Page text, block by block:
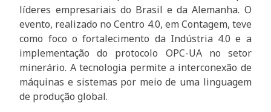
líderes empresariais do Brasil e da Alemanha. O
evento, realizado no Centro 4.0, em Contagem, teve
como foco o fortalecimento da Indústria 4.0 e a
implementação do protocolo OPC-UA no setor
minerário. A tecnologia permite a interconexão de
máquinas e sistemas por meio de uma linguagem
de produção global.